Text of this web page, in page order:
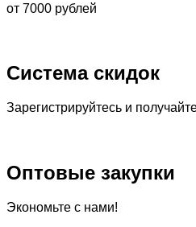
от 7000 рублей
Система скидок
Зарегистрируйтесь и
Оптовые закупки
Экономьте с нами!